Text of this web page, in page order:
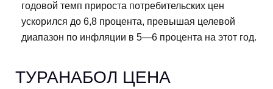
годовой темп прироста потребительских цен
ускорился до 6,8 процента, превышая целевой
диапазон по инфляции в 5—6 процента на этот год.
ТУРАНАБОЛ ЦЕНА